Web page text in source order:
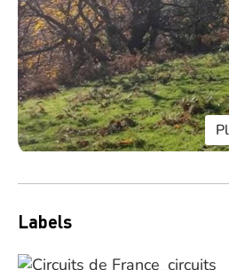
Labels